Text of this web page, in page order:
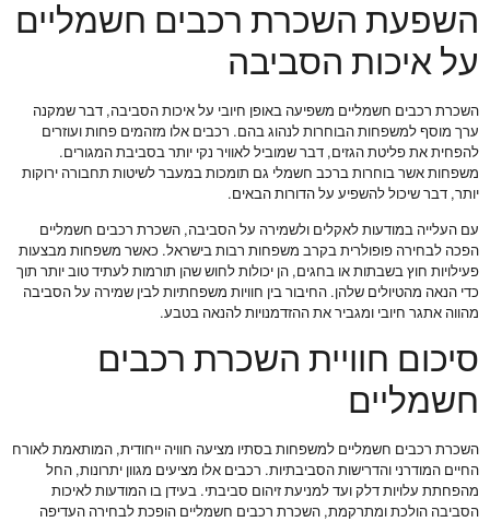
השפעת השכרת רכבים חשמליים
על איכות הסביבה
השכרת רכבים חשמליים משפיעה באופן חיובי על איכות הסביבה, דבר שמקנה
ערך מוסף למשפחות הבוחרות לנהוג בהם. רכבים אלו מזהמים פחות ועוזרים
להפחית את פליטת הגזים, דבר שמוביל לאוויר נקי יותר בסביבת המגורים.
משפחות אשר בוחרות ברכב חשמלי גם תומכות במעבר לשיטות תחבורה ירוקות
יותר, דבר שיכול להשפיע על הדורות הבאים.
עם העלייה במודעות לאקלים ולשמירה על הסביבה, השכרת רכבים חשמליים
הפכה לבחירה פופולרית בקרב משפחות רבות בישראל. כאשר משפחות מבצעות
פעילויות חוץ בשבתות או בחגים, הן יכולות לחוש שהן תורמות לעתיד טוב יותר תוך
כדי הנאה מהטיולים שלהן. החיבור בין חוויות משפחתיות לבין שמירה על הסביבה
מהווה אתגר חיובי ומגביר את ההזדמנויות להנאה בטבע.
סיכום חוויית השכרת רכבים
חשמליים
השכרת רכבים חשמליים למשפחות בסתיו מציעה חוויה ייחודית, המותאמת לאורח
החיים המודרני והדרישות הסביבתיות. רכבים אלו מציעים מגוון יתרונות, החל
מהפחתת עלויות דלק ועד למניעת זיהום סביבתי. בעידן בו המודעות לאיכות
הסביבה הולכת ומתרקמת, השכרת רכבים חשמליים הופכת לבחירה העדיפה